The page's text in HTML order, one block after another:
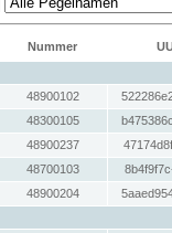
Nummer
48900102
48300105
48900237
48700103
48900204